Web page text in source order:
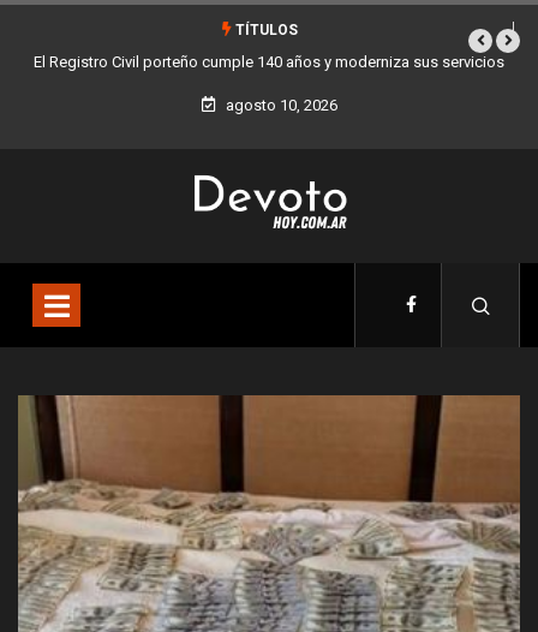
TÍTULOS
Buenos Aires sumó 12 nuevos Bares Notables y ya son 90 en toda
la Ciudad
agosto 10, 2026